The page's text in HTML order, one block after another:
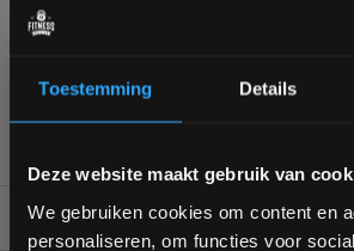
Toestemming Details
Deze website maakt gebruik van
We gebruiken cookies om content en
personaliseren, om functies voor
Voor 95% direct uit voorraad geleverd
Persoonlijk en deskundig advies op
BESCHRIJVING
Bam! 5% korting op je